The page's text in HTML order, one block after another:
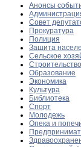
Анонсы
Совет
Прокуратура
Полиция
Защита
Сельское
Образование
Экономика
Культура
Библиотека
Спорт
Молодежь
Опека и